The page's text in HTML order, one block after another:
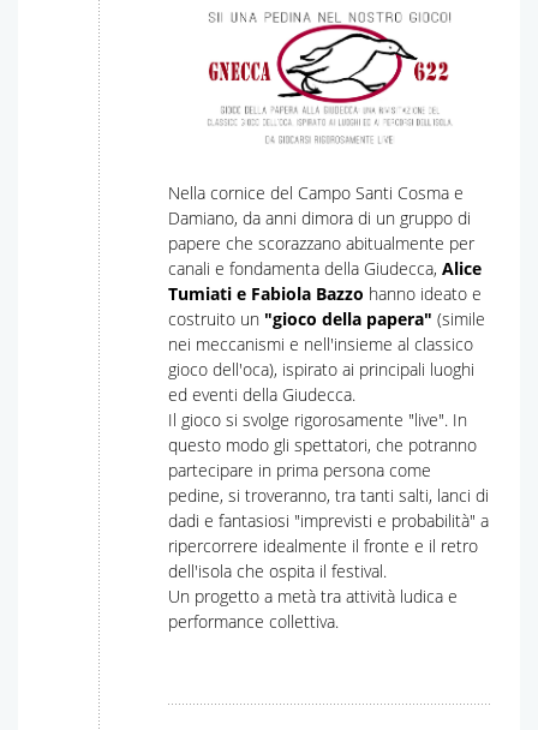
Nella cornice del Campo Santi Cosma e
Damiano, da anni dimora di un gruppo di
papere che scorazzano abitualmente per
canali e fondamenta della Giudecca, Alice
Tumiati e Fabiola Bazzo hanno ideato e
costruito un "gioco della papera" (simile
nei meccanismi e nell'insieme al classico
gioco dell'oca), ispirato ai principali luoghi
ed eventi della Giudecca.
Il gioco si svolge rigorosamente "live". In
questo modo gli spettatori, che potranno
partecipare in prima persona come
pedine, si troveranno, tra tanti salti, lanci di
dadi e fantasiosi "imprevisti e probabilità" a
ripercorrere idealmente il fronte e il retro
dell'isola che ospita il festival.
Un progetto a metà tra attività ludica e
performance collettiva.